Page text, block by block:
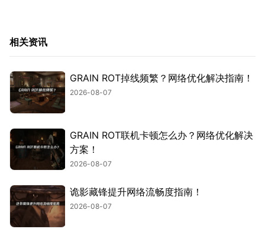
相关资讯
GRAIN ROT掉线频繁？网络优化解决指南！
2026-08-07
GRAIN ROT联机卡顿怎么办？网络优化解决
方案！
2026-08-07
诡影藏锋提升网络流畅度指南！
2026-08-07